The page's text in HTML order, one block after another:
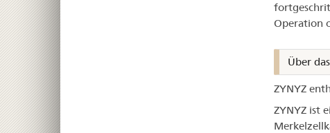
Operation
Über
ZYNYZ
ZYNYZ ist